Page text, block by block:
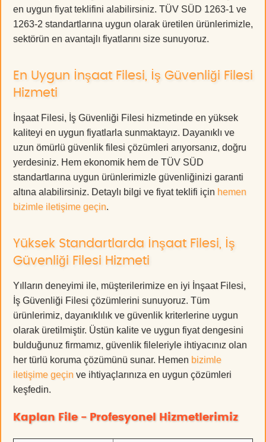
en uygun fiyat teklifini alabilirsiniz. TÜV SÜD 1263-1 ve
1263-2 standartlarına uygun olarak üretilen ürünlerimizle,
sektörün en avantajlı fiyatlarını size sunuyoruz.
En Uygun İnşaat Filesi, İş Güvenliği Filesi
Hizmeti
İnşaat Filesi, İş Güvenliği Filesi hizmetinde en yüksek
kaliteyi en uygun fiyatlarla sunmaktayız. Dayanıklı ve
uzun ömürlü güvenlik filesi çözümleri arıyorsanız, doğru
yerdesiniz. Hem ekonomik hem de TÜV SÜD
standartlarına uygun ürünlerimizle güvenliğinizi garanti
altına alabilirsiniz. Detaylı bilgi ve fiyat teklifi için hemen
bizimle iletişime geçin.
Yüksek Standartlarda İnşaat Filesi, İş
Güvenliği Filesi Hizmeti
Yılların deneyimi ile, müşterilerimize en iyi İnşaat Filesi,
İş Güvenliği Filesi çözümlerini sunuyoruz. Tüm
ürünlerimiz, dayanıklılık ve güvenlik kriterlerine uygun
olarak üretilmiştir. Üstün kalite ve uygun fiyat dengesini
bulduğunuz firmamız, güvenlik fileleriyle ihtiyacınız olan
her türlü koruma çözümünü sunar. Hemen bizimle
iletişime geçin ve ihtiyaçlarınıza en uygun çözümleri
keşfedin.
Kaplan File - Profesyonel Hizmetlerimiz